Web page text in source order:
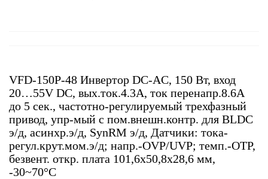
VFD-150P-48 Инвертор DC-AC, 150 Вт, вход
20…55V DC, вых.ток.4.3А, ток перенапр.8.6А
до 5 сек., частотно-регулируемый трехфазный
привод, упр-мый с пом.внешн.контр. для BLDC
э/д, асинхр.э/д, SynRM э/д, Датчики: тока-
регул.крут.мом.э/д; напр.-OVP/UVP; темп.-OTP,
безвент. откр. плата 101,6х50,8х28,6 мм,
-30~70°С